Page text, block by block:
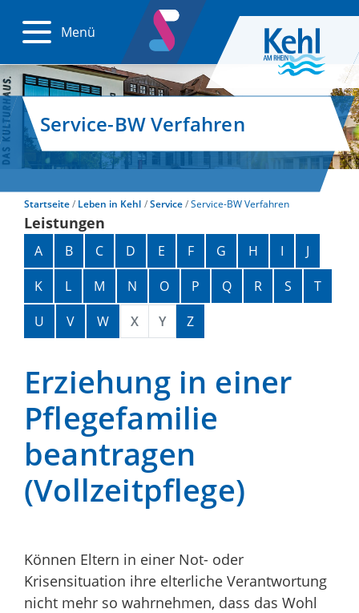
Menü
Service-BW Verfahren
Startseite Leben in Kehl Service Service-BW Verfahren
Leistungen
Alphabetisches Register überspringen
A B C D E F G H I
J
K
L M N O P Q R S
T
U
V W X Y Z
Erziehung in einer
Pflegefamilie
beantragen
(Vollzeitpflege)
Können Eltern in einer Not- oder
Krisensituation ihre elterliche Verantwortung
nicht mehr so wahrnehmen, dass das Wohl